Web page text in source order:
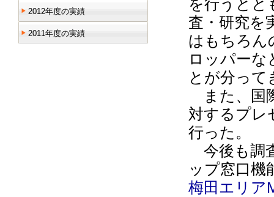
2012年度の実績
2011年度の実績
を行うとと
査・研究を
はもちろん
ロッパーな
とが分って
また、国
対するプレ
行った。
今後も調
ップ窓口機
梅田エリア